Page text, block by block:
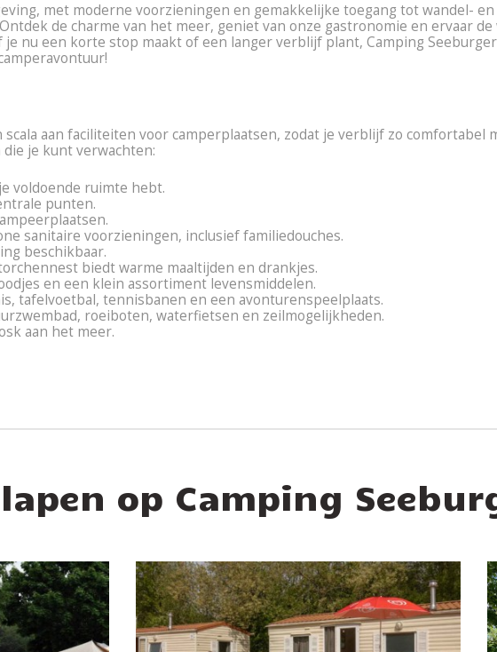
met moderne voorzieningen en gemakkelijke toegang tot wandel- en
de charme van het meer, geniet van onze gastronomie en ervaar de
je nu een korte stop maakt of een langer verblijf plant, Camping
aan faciliteiten voor camperplaatsen, zodat je verblijf zo comfortabel
je kunt verwachten:
voldoende ruimte hebt.
punten.
sanitaire voorzieningen, inclusief familiedouches.
beschikbaar.
biedt warme maaltijden en drankjes.
en een klein assortiment levensmiddelen.
tafelvoetbal, tennisbanen en een avonturenspeelplaats.
roeiboten, waterfietsen en zeilmogelijkheden.
aan het meer.
op Camping